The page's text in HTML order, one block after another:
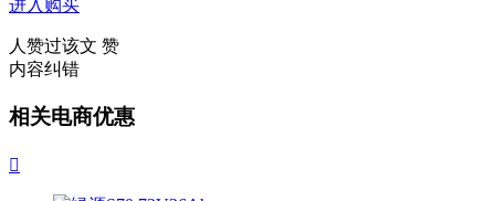
进入购买
人赞过该文 赞
内容纠错
相关电商优惠
